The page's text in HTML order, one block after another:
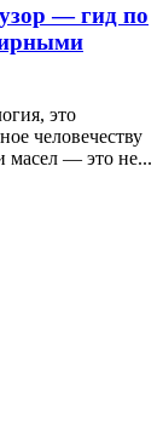
— гид по
это
человечеству
масел — это не...